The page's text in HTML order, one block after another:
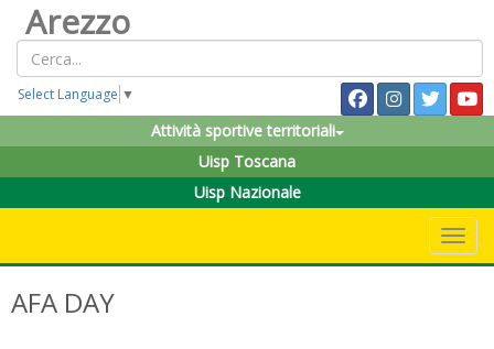
Arezzo
Select Language ▼
Attività sportive territoriali
Uisp Toscana
Uisp Nazionale
AFA DAY